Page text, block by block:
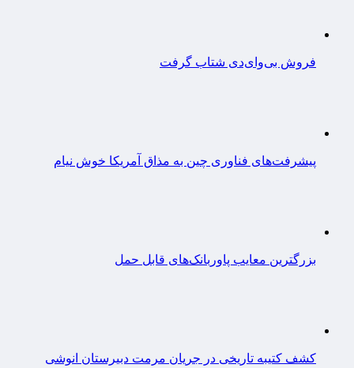
فروش بی‌وای‌دی شتاب گرفت
پیشرفت‌های فناوری چین به مذاق آمریکا خوش نیام
بزرگترین معایب پاوربانک‌های قابل حمل
کشف کتیبه تاریخی در جریان مرمت دبیرستان انوشی